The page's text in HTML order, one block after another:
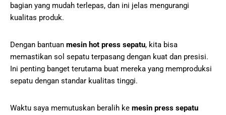
bagian yang mudah terlepas, dan ini jelas mengurangi
kualitas produk.
Dengan bantuan mesin hot press sepatu, kita bisa
memastikan sol sepatu terpasang dengan kuat dan presisi.
Ini penting banget terutama buat mereka yang memproduksi
sepatu dengan standar kualitas tinggi.
Waktu saya memutuskan beralih ke mesin press sepatu